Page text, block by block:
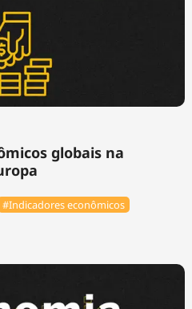
globais na
#Indicadores econômicos